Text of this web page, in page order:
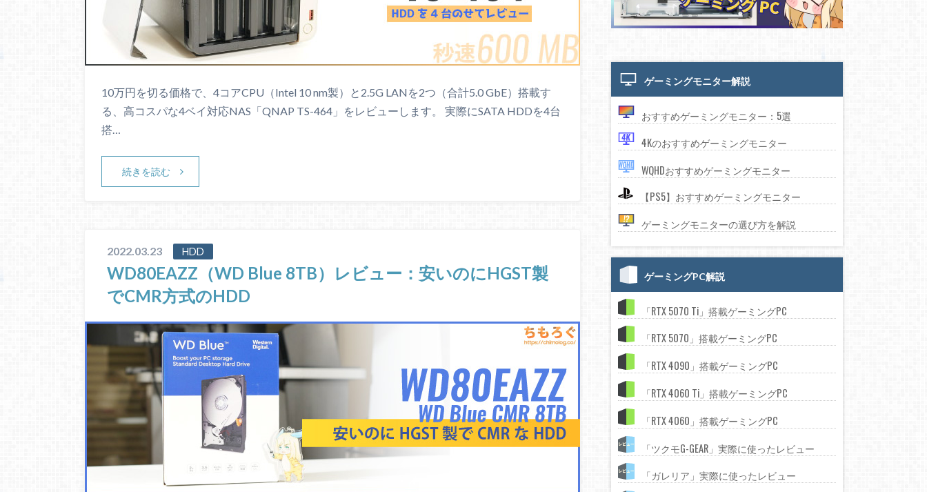
10万円を切る価格で、4コアCPU（Intel 10 nm製）と2.5G LANを2つ（合計5.0 GbE）搭載す
る、高コスパな4ベイ対応NAS「QNAP TS-464」をレビューします。 実際にSATA HDDを4台
搭…
続きを読む
2022.03.23 HDD
WD80EAZZ（WD Blue 8TB）レビュー：安いのにHGST製
でCMR方式のHDD
ゲーミングモニター解説
おすすめゲーミングモニター：5選
4Kのおすすめゲーミングモニター
WQHDおすすめゲーミングモニター
【PS5】おすすめゲーミングモニター
ゲーミングモニターの選び方を解説
ゲーミングPC解説
「RTX 5070 Ti」搭載ゲーミングPC
「RTX 5070」搭載ゲーミングPC
「RTX 4090」搭載ゲーミングPC
「RTX 4060 Ti」搭載ゲーミングPC
「RTX 4060」搭載ゲーミングPC
「ツクモG-GEAR」実際に使ったレビュー
「ガレリア」実際に使ったレビュー